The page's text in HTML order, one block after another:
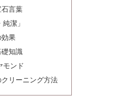
石言葉
純潔」
効果
礎知識
モンド
リーニング方法